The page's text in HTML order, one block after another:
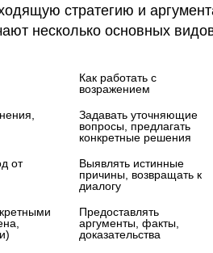
стратегию и
несколько основных
Как работать с
возражением
Задавать уточняющие
вопросы, предлагать
конкретные решения
от
Выявлять истинные
причины, возвращать к
диалогу
Предоставлять
аргументы, факты,
доказательства